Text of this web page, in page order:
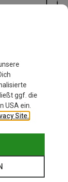
ggf. die
USA ein.
Site.